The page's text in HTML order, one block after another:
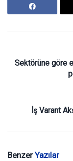
Sektörüne göre
İş Varant
BenzerYazılar